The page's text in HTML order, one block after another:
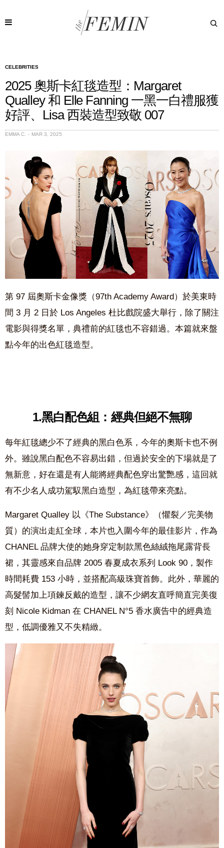
CELEBRITIES
2025 奧斯卡紅毯造型：Margaret
Qualley 和 Elle Fanning 一黑一白禮服獲
好評、Lisa 西裝造型致敬 007
EMMA C. MAR 3, 2025
第 97 屆奧斯卡金像獎（97th Academy Award）於美東時
間 3 月 2 日於 Los Angeles 杜比戲院盛大舉行，除了關注
電影與得獎名單，典禮前的紅毯也不容錯過。本篇就來盤
點今年的出色紅毯造型。
1.黑白配色組：經典但絕不無聊
每年紅毯總少不了經典的黑白色系，今年的奧斯卡也不例
外。雖說黑白配色不容易出錯，但過於安全的下場就是了
無新意，好在還是有人能將經典配色穿出驚艷感，這回就
有不少名人成功駕馭黑白造型，為紅毯帶來亮點。
Margaret Qualley 以《The Substance》（懼裂／完美物
質）的演出走紅全球，本片也入圍今年的最佳影片，作為
CHANEL 品牌大使的她身穿定制款黑色絲絨拖尾露背長
裙，其靈感來自品牌 2005 春夏成衣系列 Look 90，製作
時間耗費 153 小時，並搭配高級珠寶首飾。此外，華麗的
高髮髻加上項鍊反戴的造型，讓不少網友直呼簡直完美復
刻 Nicole Kidman 在 CHANEL N°5 香水廣告中的經典造
型，低調優雅又不失精緻。